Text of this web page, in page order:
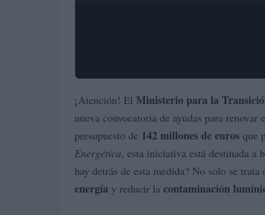
¡Atención! El Ministerio para la
nueva convocatoria de ayudas para
presupuesto de 142 millones de euros que
Energética, esta iniciativa está destinada a
hay detrás de esta medida? No solo se
energía y reducir la contaminación